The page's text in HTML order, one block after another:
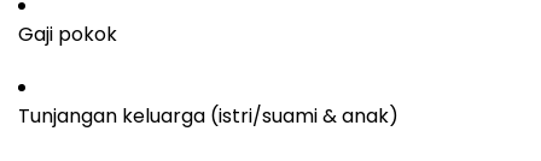
Gaji pokok
Tunjangan keluarga (istri/suami & anak)